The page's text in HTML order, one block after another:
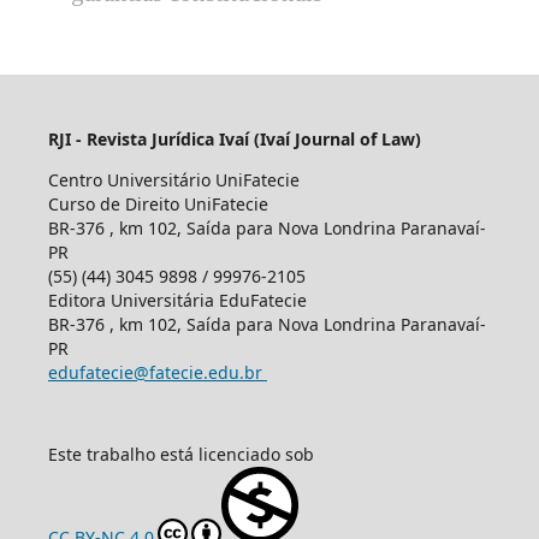
RJI - Revista Jurídica Ivaí (Ivaí Journal of Law)
Centro Universitário UniFatecie
Curso de Direito UniFatecie
BR-376 , km 102, Saída para Nova Londrina Paranavaí-
PR
(55) (44) 3045 9898 / 99976-2105
Editora Universitária EduFatecie
BR-376 , km 102, Saída para Nova Londrina Paranavaí-
PR
edufatecie@fatecie.edu.br
Este trabalho está licenciado sob